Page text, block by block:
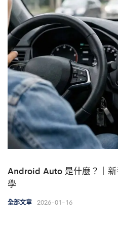
Android Auto 是什麼？｜
學
全部文章 2026-01-16